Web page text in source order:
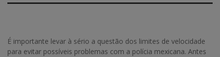
É importante levar à sério a questão dos limites de velocidade
para evitar possíveis problemas com a polícia mexicana. Antes